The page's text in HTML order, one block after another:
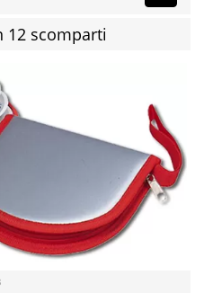
12 scomparti